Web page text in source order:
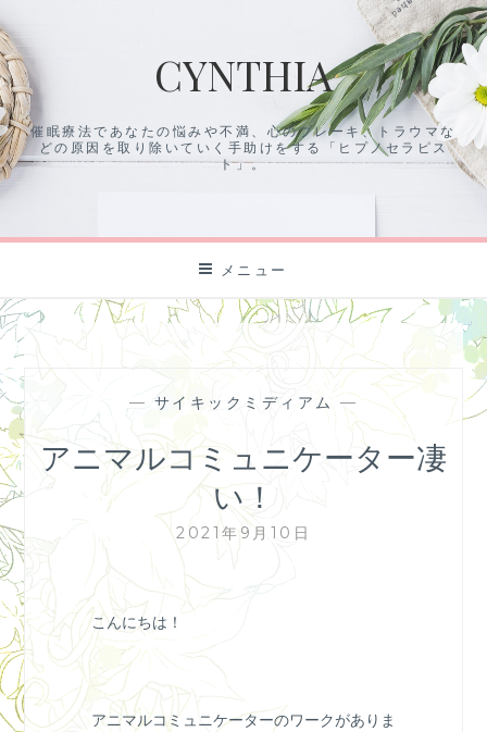
ン
テ
ン
ツ
に
ス
キ
プ
CYNTHIA
催眠療法であなたの悩みや不満、心のブレーキ、トラウマな
どの原因を取り除いていく手助けをする「ヒプノセラピス
ト」。
メニュー
— サイキックミディアム —
アニマルコミュニケーター凄
い！
2021年9月10日
こんにちは！
アニマルコミュニケーターのワークがありま